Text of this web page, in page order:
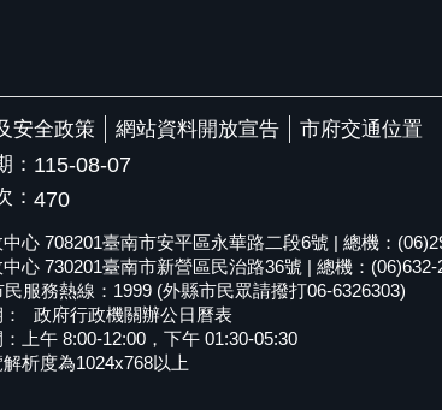
安全政策 網站資料開放宣告
市府交通位置
： 115-08-07
： 470
心 708201臺南市安平區永華路二段6號 | 總機：
心 730201臺南市新營區民治路36號 | 總機：(06)632-
民服務熱線：1999 (外縣市民眾請撥打06-6326303)
政府行政機關辦公日曆表
上午 8:00-12:00，下午 01:30-05:30
析度為1024x768以上